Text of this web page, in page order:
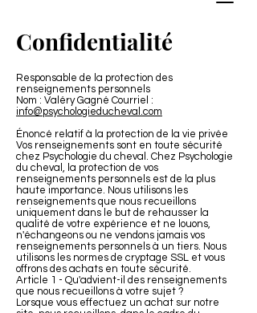
Confidentialité
Responsable de la protection des
renseignements personnels
Nom : Valéry Gagné Courriel :
info@psychologieducheval.com
Énoncé relatif à la protection de la vie privée
Vos renseignements sont en toute sécurité
chez Psychologie du cheval. Chez Psychologie
du cheval, la protection de vos
renseignements personnels est de la plus
haute importance. Nous utilisons les
renseignements que nous recueillons
uniquement dans le but de rehausser la
qualité de votre expérience et ne louons,
n'échangeons ou ne vendons jamais vos
renseignements personnels à un tiers. Nous
utilisons les normes de cryptage SSL et vous
offrons des achats en toute sécurité.
Article 1 - Qu'advient-il des renseignements
que nous recueillons à votre sujet ?
Lorsque vous effectuez un achat sur notre